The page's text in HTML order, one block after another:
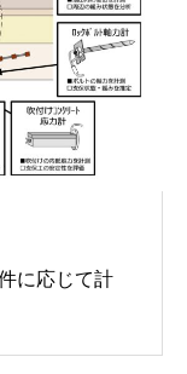
に応じて計